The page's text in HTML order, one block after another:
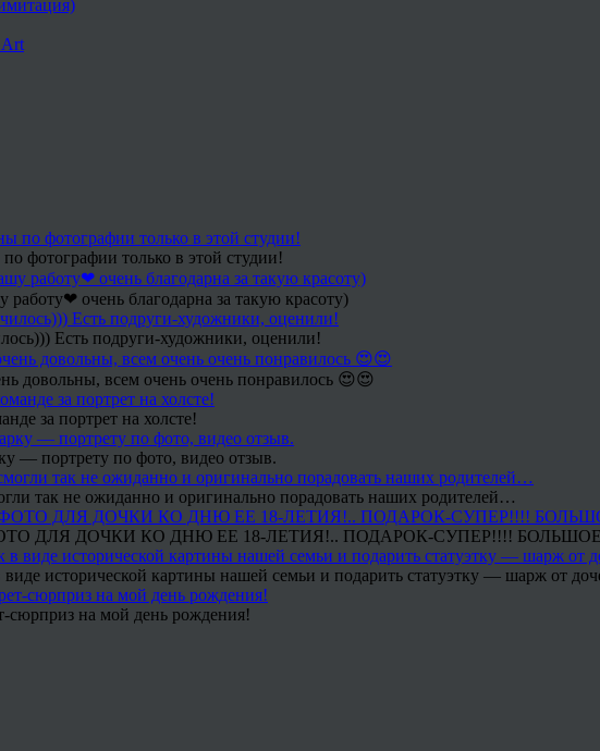
Art
фотографии только в этой студии!
работу❤ очень благодарна за такую красоту)
Есть подруги-художники, оценили!
довольны, всем очень очень понравилось 😍😍
за портрет на холсте!
— портрету по фото, видео отзыв.
так не ожиданно и оригинально порадовать наших родителей…
ДЛЯ ДОЧКИ КО ДНЮ ЕЕ 18-ЛЕТИЯ!.. ПОДАРОК-СУПЕР!!!!
исторической картины нашей семьи и подарить статуэтку — шарж от
сюрприз на мой день рождения!